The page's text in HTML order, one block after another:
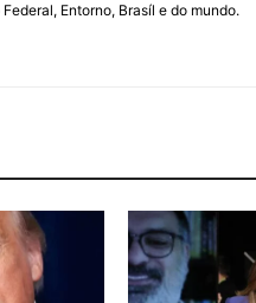
Entorno, Brasíl e do mundo.